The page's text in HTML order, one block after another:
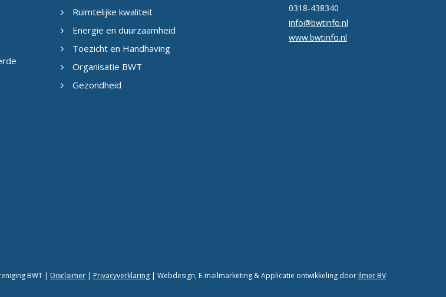
Ruimtelijke kwaliteit
Energie en duurzaamheid
Toezicht en Handhaving
Organisatie BWT
Gezondheid
0318-438340
info@bwtinfo.nl
www.bwtinfo.nl
BWT | Disclaimer | Privacyverklaring | Webdesign, E-mailmarketing & Applicatie ontwikkeling door Ilmer BV